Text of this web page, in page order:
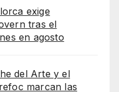
exige
tras el
en agosto
del Arte y el
marcan las